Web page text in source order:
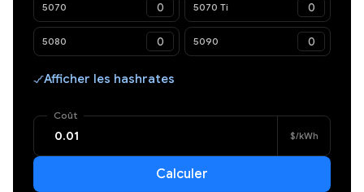
5070 5070 Ti
5080 5090
Afficher les hashrates
Coût
$/kWh
Calculer